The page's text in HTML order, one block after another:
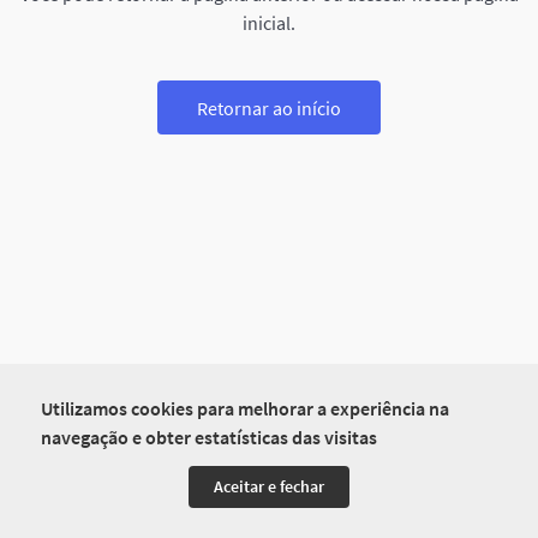
Utilizamos cookies para melhorar a experiência na
navegação e obter estatísticas das visitas
Aceitar e fechar
inicial.
Retornar ao início